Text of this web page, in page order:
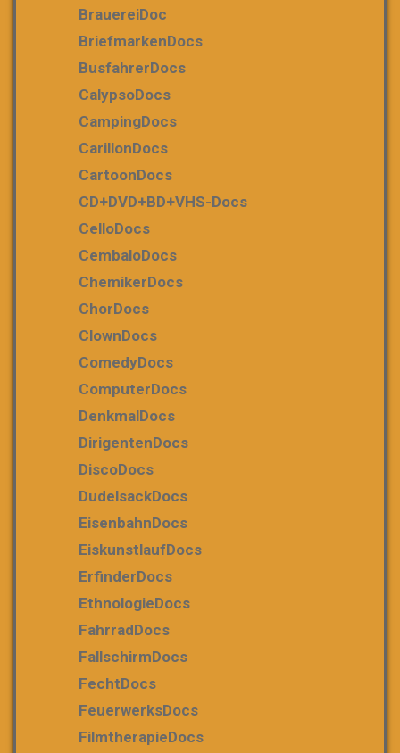
BrauereiDoc
BriefmarkenDocs
BusfahrerDocs
CalypsoDocs
CampingDocs
CarillonDocs
CartoonDocs
CD+DVD+BD+VHS-Docs
CelloDocs
CembaloDocs
ChemikerDocs
ChorDocs
ClownDocs
ComedyDocs
ComputerDocs
DenkmalDocs
DirigentenDocs
DiscoDocs
DudelsackDocs
EisenbahnDocs
EiskunstlaufDocs
ErfinderDocs
EthnologieDocs
FahrradDocs
FallschirmDocs
FechtDocs
FeuerwerksDocs
FilmtherapieDocs